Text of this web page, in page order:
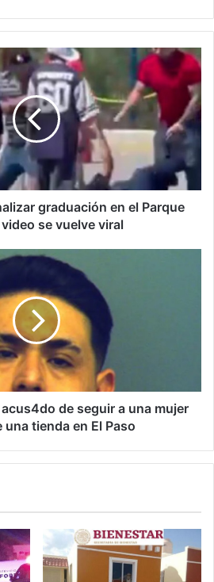
graduación en el Parque
se vuelve viral
de seguir a una mujer
una tienda en El Paso